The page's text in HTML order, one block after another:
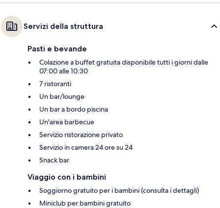
Servizi della struttura
Pasti e bevande
Colazione a buffet gratuita disponibile tutti i giorni dalle
07:00 alle 10:30
7 ristoranti
Un bar/lounge
Un bar a bordo piscina
Un'area barbecue
Servizio ristorazione privato
Servizio in camera 24 ore su 24
Snack bar
Viaggio con i bambini
Soggiorno gratuito per i bambini (consulta i dettagli)
Miniclub per bambini gratuito